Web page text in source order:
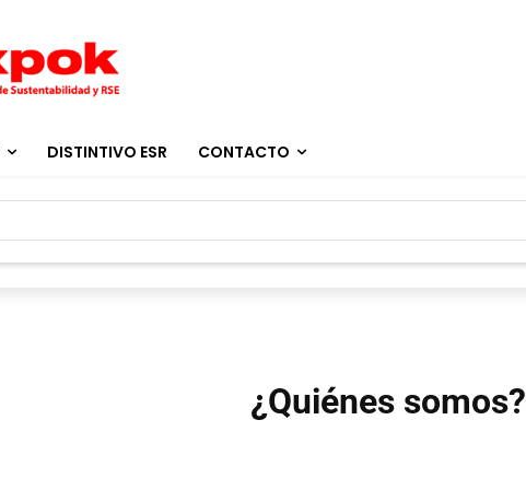
DISTINTIVO ESR CONTACTO
¿Quiénes somos?